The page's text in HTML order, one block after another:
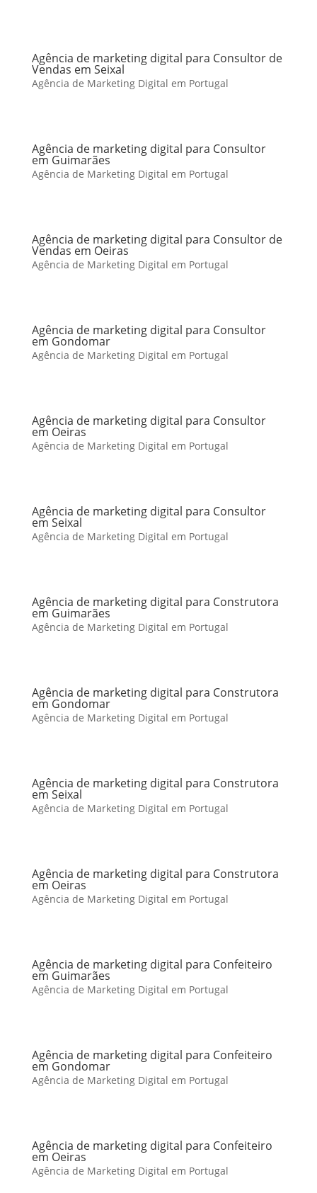
Agência de marketing digital para Consultor de
Vendas em Seixal
Agência de Marketing Digital em Portugal
Agência de marketing digital para Consultor
em Guimarães
Agência de Marketing Digital em Portugal
Agência de marketing digital para Consultor de
Vendas em Oeiras
Agência de Marketing Digital em Portugal
Agência de marketing digital para Consultor
em Gondomar
Agência de Marketing Digital em Portugal
Agência de marketing digital para Consultor
em Oeiras
Agência de Marketing Digital em Portugal
Agência de marketing digital para Consultor
em Seixal
Agência de Marketing Digital em Portugal
Agência de marketing digital para Construtora
em Guimarães
Agência de Marketing Digital em Portugal
Agência de marketing digital para Construtora
em Gondomar
Agência de Marketing Digital em Portugal
Agência de marketing digital para Construtora
em Seixal
Agência de Marketing Digital em Portugal
Agência de marketing digital para Construtora
em Oeiras
Agência de Marketing Digital em Portugal
Agência de marketing digital para Confeiteiro
em Guimarães
Agência de Marketing Digital em Portugal
Agência de marketing digital para Confeiteiro
em Gondomar
Agência de Marketing Digital em Portugal
Agência de marketing digital para Confeiteiro
em Oeiras
Agência de Marketing Digital em Portugal